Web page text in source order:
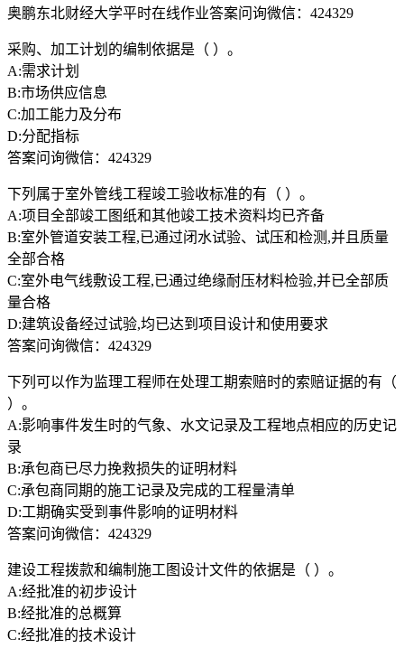
奥鹏东北财经大学平时在线作业答案问询微信：424329
采购、加工计划的编制依据是（ ）。
A:需求计划
B:市场供应信息
C:加工能力及分布
D:分配指标
答案问询微信：424329
下列属于室外管线工程竣工验收标准的有（ ）。
A:项目全部竣工图纸和其他竣工技术资料均已齐备
B:室外管道安装工程,已通过闭水试验、试压和检测,并且质量
全部合格
C:室外电气线敷设工程,已通过绝缘耐压材料检验,并已全部质
量合格
D:建筑设备经过试验,均已达到项目设计和使用要求
答案问询微信：424329
下列可以作为监理工程师在处理工期索赔时的索赔证据的有（
）。
A:影响事件发生时的气象、水文记录及工程地点相应的历史记
录
B:承包商已尽力挽救损失的证明材料
C:承包商同期的施工记录及完成的工程量清单
D:工期确实受到事件影响的证明材料
答案问询微信：424329
建设工程拨款和编制施工图设计文件的依据是（ ）。
A:经批准的初步设计
B:经批准的总概算
C:经批准的技术设计